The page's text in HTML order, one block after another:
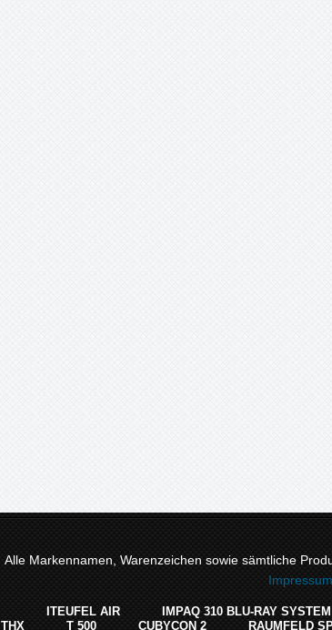
Alle Markennamen, Warenzeichen sowie sämtliche
Impressum
ITEUFEL AIR IMPAQ 310 BLU-RAY SYSTEM
THX
T 500 CUBYCON 2 RAUMFELD